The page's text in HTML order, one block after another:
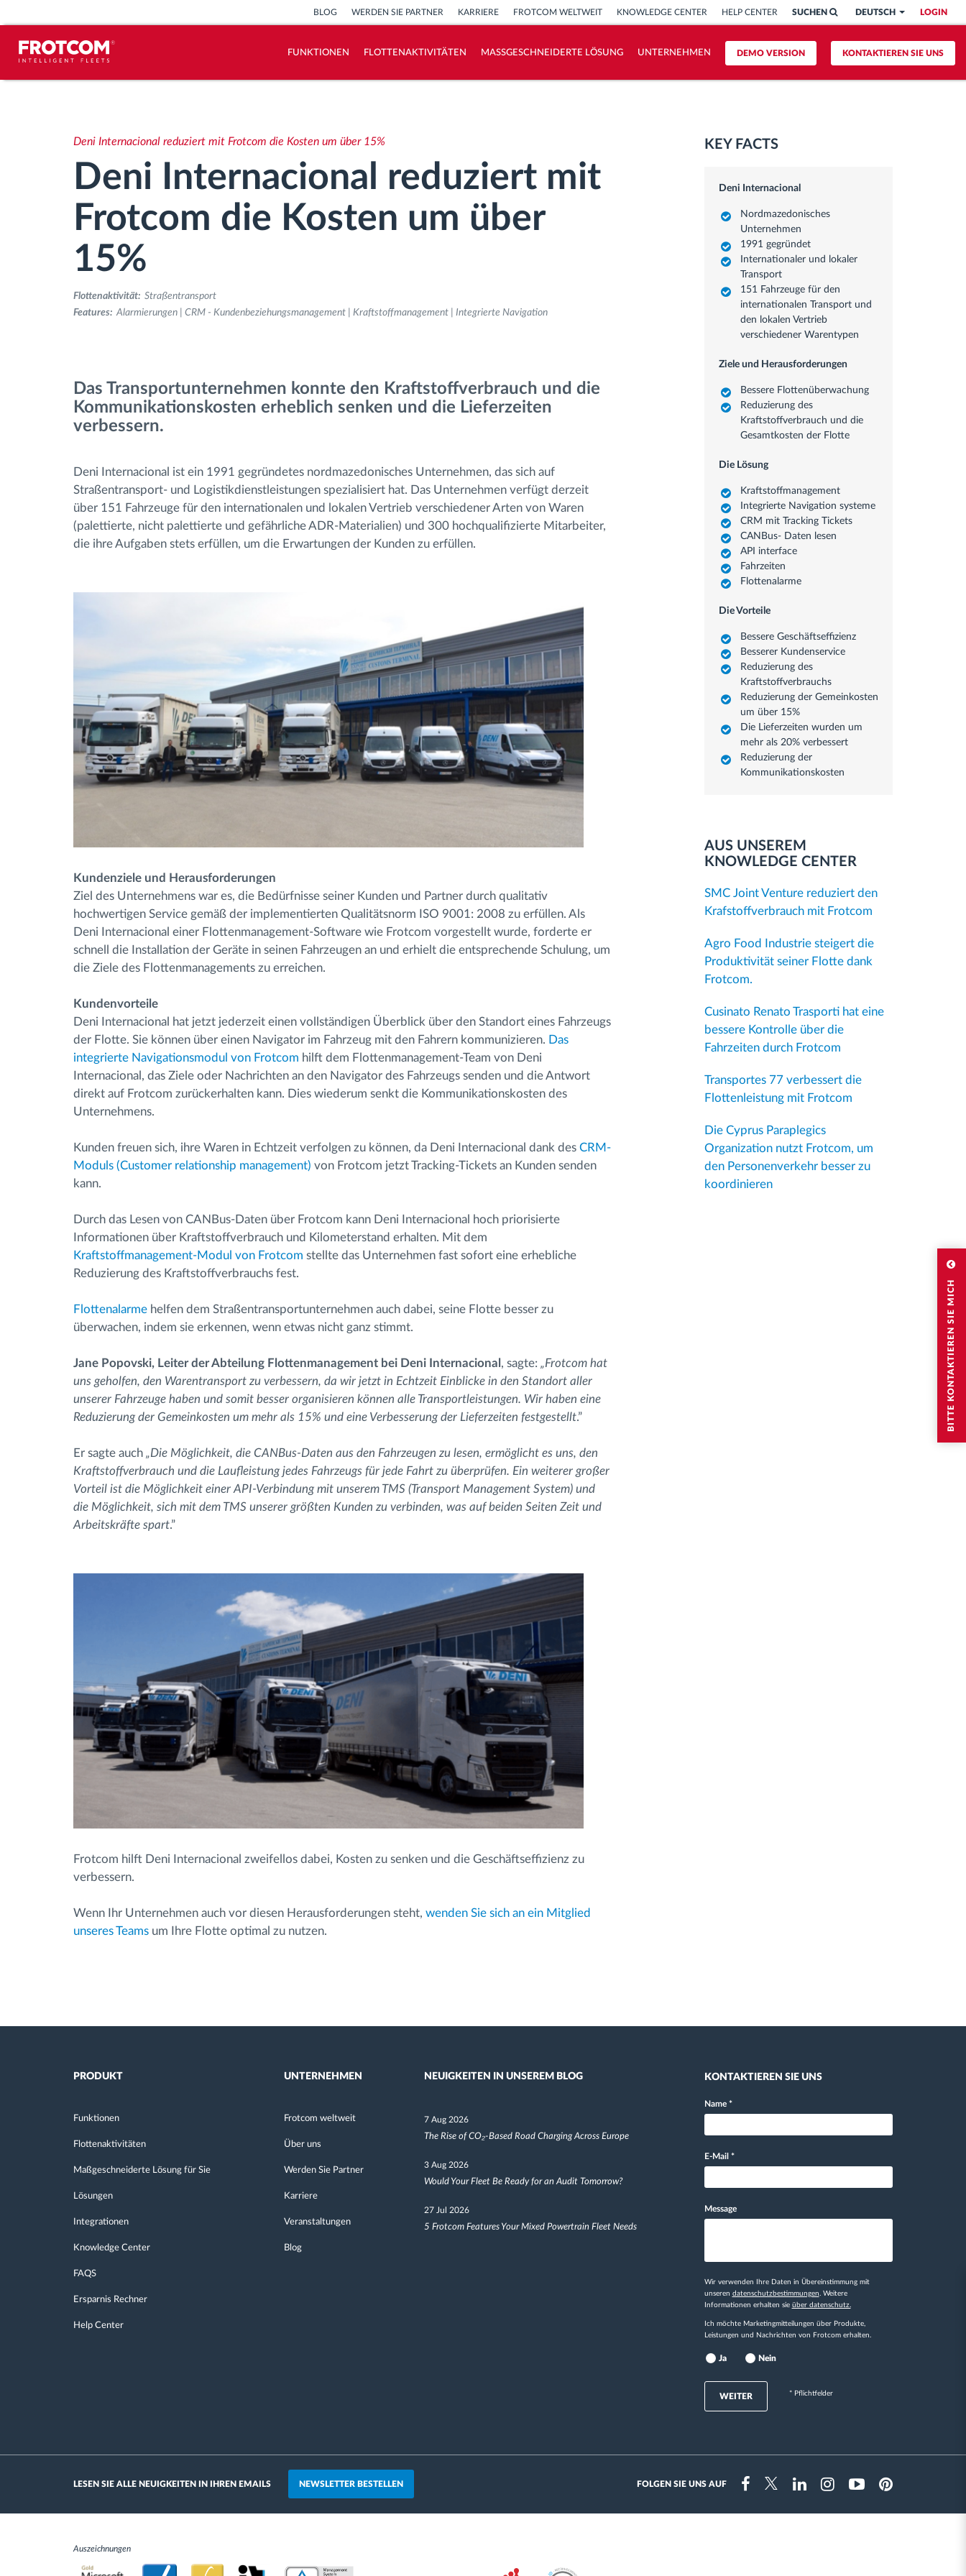
BITTE KONTAKTIEREN SIE MICH
LOGIN
DEUTSCH
SUCHEN
BLOG WERDEN SIE PARTNER KARRIERE FROTCOM WELTWEIT KNOWLEDGE CENTER HELP CENTER
KONTAKTIEREN SIE UNS
DEMO VERSION
FUNKTIONEN FLOTTENAKTIVITÄTEN MASSGESCHNEIDERTE LÖSUNG UNTERNEHMEN
Access control
Route planning and monitoring
Entdecken Sie alle Funktionen
Deni Internacional reduziert mit Frotcom die Kosten um über 15%
Deni Internacional reduziert mit
Frotcom die Kosten um über
15%
Flottenaktivität: Straßentransport
Features: Alarmierungen | CRM - Kundenbeziehungsmanagement | Kraftstoffmanagement | Integrierte Navigation
Das Transportunternehmen konnte den Kraftstoffverbrauch und die
Kommunikationskosten erheblich senken und die Lieferzeiten
verbessern.
Deni Internacional ist ein 1991 gegründetes nordmazedonisches Unternehmen, das sich auf
Straßentransport- und Logistikdienstleistungen spezialisiert hat. Das Unternehmen verfügt derzeit
über 151 Fahrzeuge für den internationalen und lokalen Vertrieb verschiedener Arten von Waren
(palettierte, nicht palettierte und gefährliche ADR-Materialien) und 300 hochqualifizierte Mitarbeiter,
die ihre Aufgaben stets erfüllen, um die Erwartungen der Kunden zu erfüllen.
Kundenziele und Herausforderungen
Ziel des Unternehmens war es, die Bedürfnisse seiner Kunden und Partner durch qualitativ
hochwertigen Service gemäß der implementierten Qualitätsnorm ISO 9001: 2008 zu erfüllen. Als
Deni Internacional einer Flottenmanagement-Software wie Frotcom vorgestellt wurde, forderte er
schnell die Installation der Geräte in seinen Fahrzeugen an und erhielt die entsprechende Schulung, um
die Ziele des Flottenmanagements zu erreichen.
Kundenvorteile
Deni Internacional hat jetzt jederzeit einen vollständigen Überblick über den Standort eines Fahrzeugs
der Flotte. Sie können über einen Navigator im Fahrzeug mit den Fahrern kommunizieren. Das
integrierte Navigationsmodul von Frotcom hilft dem Flottenmanagement-Team von Deni
Internacional, das Ziele oder Nachrichten an den Navigator des Fahrzeugs senden und die Antwort
direkt auf Frotcom zurückerhalten kann. Dies wiederum senkt die Kommunikationskosten des
Unternehmens.
Kunden freuen sich, ihre Waren in Echtzeit verfolgen zu können, da Deni Internacional dank des CRM-
Moduls (Customer relationship management) von Frotcom jetzt Tracking-Tickets an Kunden senden
kann.
Durch das Lesen von CANBus-Daten über Frotcom kann Deni Internacional hoch priorisierte
Informationen über Kraftstoffverbrauch und Kilometerstand erhalten. Mit dem
Kraftstoffmanagement-Modul von Frotcom stellte das Unternehmen fast sofort eine erhebliche
Reduzierung des Kraftstoffverbrauchs fest.
Flottenalarme helfen dem Straßentransportunternehmen auch dabei, seine Flotte besser zu
überwachen, indem sie erkennen, wenn etwas nicht ganz stimmt.
Jane Popovski, Leiter der Abteilung Flottenmanagement bei Deni Internacional , sagte: „Frotcom hat
uns geholfen, den Warentransport zu verbessern, da wir jetzt in Echtzeit Einblicke in den Standort aller
unserer Fahrzeuge haben und somit besser organisieren können alle Transportleistungen. Wir haben eine
Reduzierung der Gemeinkosten um mehr als 15% und eine Verbesserung der Lieferzeiten festgestellt.”
Er sagte auch „Die Möglichkeit, die CANBus-Daten aus den Fahrzeugen zu lesen, ermöglicht es uns, den
Kraftstoffverbrauch und die Laufleistung jedes Fahrzeugs für jede Fahrt zu überprüfen. Ein weiterer großer
Vorteil ist die Möglichkeit einer API-Verbindung mit unserem TMS (Transport Management System) und
die Möglichkeit, sich mit dem TMS unserer größten Kunden zu verbinden, was auf beiden Seiten Zeit und
Arbeitskräfte spart.”
Frotcom hilft Deni Internacional zweifellos dabei, Kosten zu senken und die Geschäftseffizienz zu
verbessern.
Wenn Ihr Unternehmen auch vor diesen Herausforderungen steht, wenden Sie sich an ein Mitglied
unseres Teams um Ihre Flotte optimal zu nutzen.
KEY FACTS
Deni Internacional
Nordmazedonisches
Unternehmen
1991 gegründet
Internationaler und lokaler
Transport
151 Fahrzeuge für den
internationalen Transport und
den lokalen Vertrieb
verschiedener Warentypen
Ziele und Herausforderungen
Bessere Flottenüberwachung
Reduzierung des
Kraftstoffverbrauch und die
Gesamtkosten der Flotte
Die Lösung
Kraftstoffmanagement
Integrierte Navigation systeme
CRM mit Tracking Tickets
CANBus- Daten lesen
API interface
Fahrzeiten
Flottenalarme
Die Vorteile
Bessere Geschäftseffizienz
Besserer Kundenservice
Reduzierung des
Kraftstoffverbrauchs
Reduzierung der Gemeinkosten
um über 15%
Die Lieferzeiten wurden um
mehr als 20% verbessert
Reduzierung der
Kommunikationskosten
AUS UNSEREM
KNOWLEDGE CENTER
SMC Joint Venture reduziert den
Krafstoffverbrauch mit Frotcom
Agro Food Industrie steigert die
Produktivität seiner Flotte dank
Frotcom.
Cusinato Renato Trasporti hat eine
bessere Kontrolle über die
Fahrzeiten durch Frotcom
Transportes 77 verbessert die
Flottenleistung mit Frotcom
Die Cyprus Paraplegics
Organization nutzt Frotcom, um
den Personenverkehr besser zu
koordinieren
PRODUKT
Funktionen
Flottenaktivitäten
Maßgeschneiderte Lösung für Sie
Lösungen
Integrationen
Knowledge Center
FAQS
Ersparnis Rechner
Help Center
UNTERNEHMEN
Frotcom weltweit
Über uns
Werden Sie Partner
Karriere
Veranstaltungen
Blog
NEUIGKEITEN IN UNSEREM BLOG
7 Aug 2026
The Rise of CO₂-Based Road Charging Across Europe
3 Aug 2026
Would Your Fleet Be Ready for an Audit Tomorrow?
27 Jul 2026
5 Frotcom Features Your Mixed Powertrain Fleet Needs
KONTAKTIEREN SIE UNS
Name *
E-Mail *
Message
Wir verwenden Ihre Daten in Übereinstimmung mit
unseren datenschutzbestimmungen . Weitere
Informationen erhalten sie über datenschutz.
Ich möchte Marketingmitteilungen über Produkte,
Leistungen und Nachrichten von Frotcom erhalten.
Ja Nein
WEITER * Pflichtfelder
LESEN SIE ALLE NEUIGKEITEN IN IHREN EMAILS NEWSLETTER BESTELLEN FOLGEN SIE UNS AUF
FacebookTwitterLinkedinInstragramYoutubePinterest
Auszeichnungen